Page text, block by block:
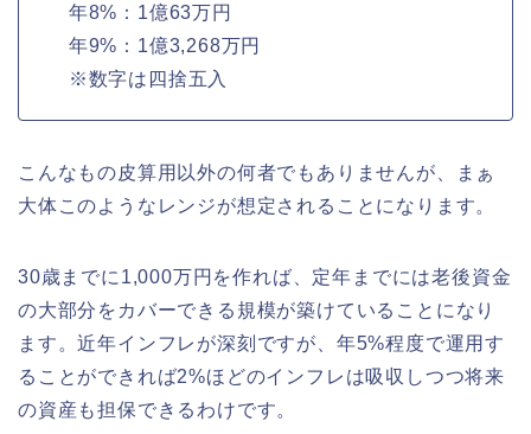
年8%：1億63万円
年9%：1億3,268万円
※数字は四捨五入
こんなもの皮算用以外の何者でもありませんが、まぁ
大体このようなレンジが想定されることになります。
30歳までに1,000万円を作れば、定年までには老後資金
の大部分をカバーできる規模が築けていることになり
ます。近年インフレが深刻ですが、年5%程度で運用す
ることができれば2%ほどのインフレは吸収しつつ将来
の資産も担保できるわけです。